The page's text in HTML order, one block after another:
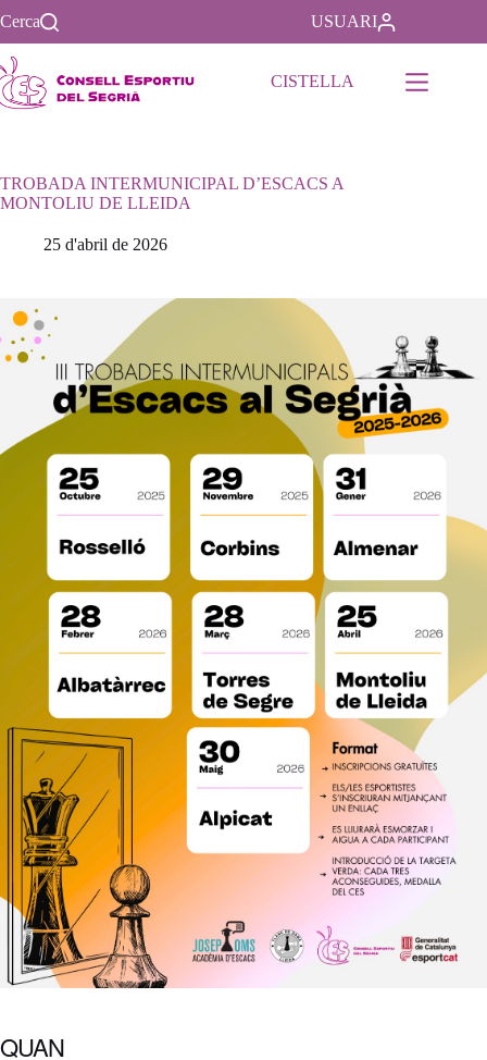
al
contenido
Cerca USUARI
CISTELLA
TROBADA INTERMUNICIPAL D’ESCACS A
MONTOLIU DE LLEIDA
25 d'abril de 2026
QUAN